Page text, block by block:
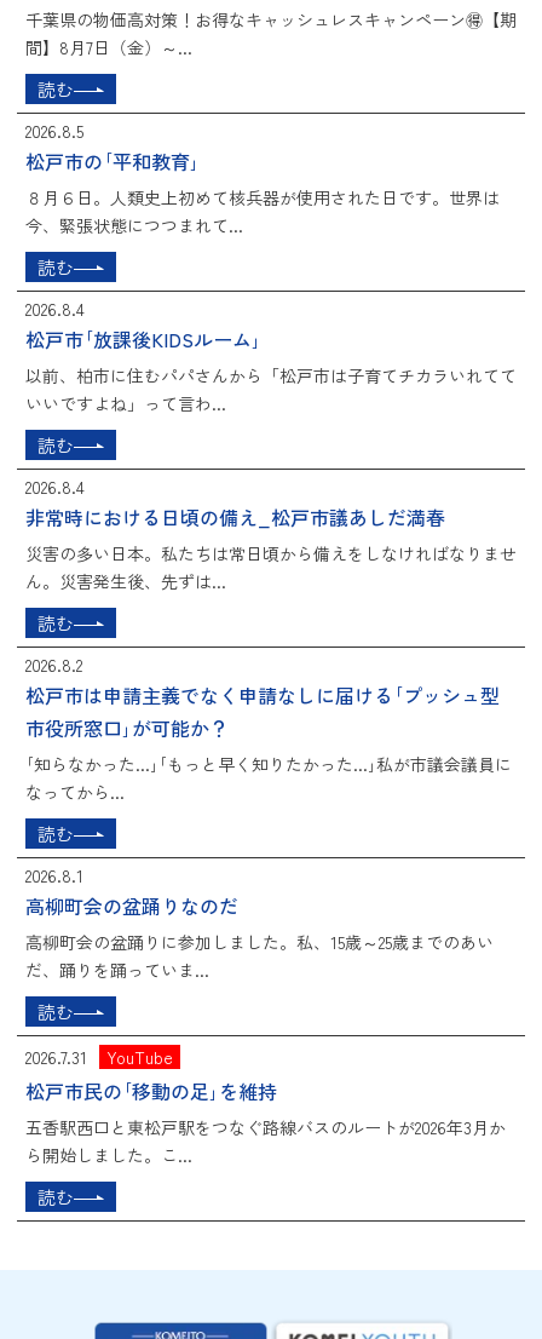
千葉県の物価高対策！お得なキャッシュレスキャンペーン🉐【期
間】8月7日（金）～...
読む
2026.8.5
松戸市の｢平和教育｣
８月６日。人類史上初めて核兵器が使用された日です。世界は
今、緊張状態につつまれて...
読む
2026.8.4
松戸市｢放課後KIDSルーム｣
以前、柏市に住むパパさんから「松戸市は子育てチカラいれてて
いいですよね」って言わ...
読む
2026.8.4
非常時における日頃の備え_松戸市議あしだ満春
災害の多い日本。私たちは常日頃から備えをしなければなりませ
ん。災害発生後、先ずは...
読む
2026.8.2
松戸市は申請主義でなく申請なしに届ける｢プッシュ型
市役所窓口｣が可能か？
｢知らなかった...｣｢もっと早く知りたかった...｣私が市議会議員に
なってから...
読む
2026.8.1
高柳町会の盆踊りなのだ
高柳町会の盆踊りに参加しました。私、15歳～25歳までのあい
だ、踊りを踊っていま...
読む
2026.7.31 YouTube
松戸市民の｢移動の足｣を維持
五香駅西口と東松戸駅をつなぐ路線バスのルートが2026年3月か
ら開始しました。こ...
読む